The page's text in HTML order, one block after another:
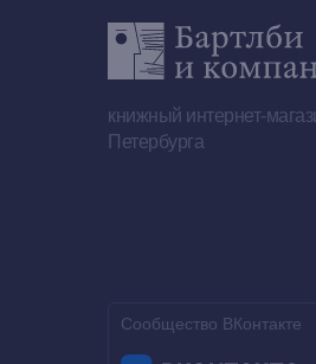
книжный интернет-
Петербурга
Сообщество ВКонтакте